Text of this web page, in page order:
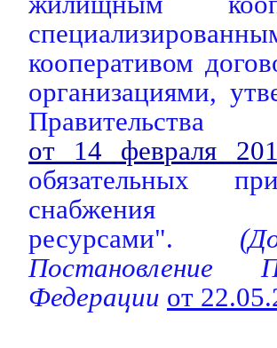
кооперативом
организациями,
от 14 февраля
обязательных
ресурсами".
Постановление
Федерации от